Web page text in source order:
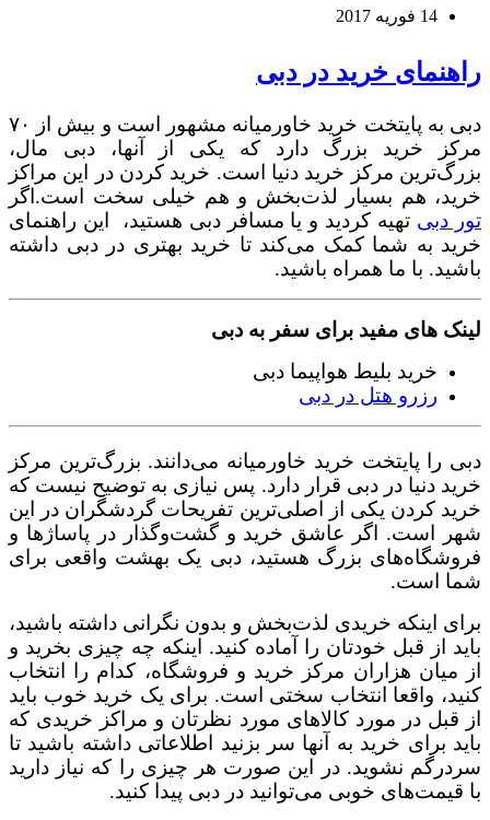
14 فوریه 2017
راهنمای خرید در دبی
دبی به پایتخت خرید خاورمیانه مشهور است و بیش از ۷۰
مرکز خرید بزرگ دارد که یکی از آنها، دبی مال،
بزرگ‌ترین مرکز خرید دنیا است. خرید کردن در این مراکز
خرید، هم بسیار لذت‌بخش و هم خیلی سخت است.اگر
تور دبی تهیه کردید و یا مسافر دبی هستید، این راهنمای
خرید به شما کمک می‌کند تا خرید بهتری در دبی داشته
باشید. با ما همراه باشید.
لینک های مفید برای سفر به دبی
خرید بلیط هواپیما دبی
رزرو هتل در دبی
دبی را پایتخت خرید خاورمیانه می‌دانند. بزرگ‌ترین مرکز
خرید دنیا در دبی قرار دارد. پس نیازی به توضیح نیست که
خرید کردن یکی از اصلی‌ترین تفریحات گردشگران در این
شهر است. اگر عاشق خرید و گشت‌و‌گذار در پاساژها و
فروشگاه‌های بزرگ هستید، دبی یک بهشت واقعی برای
شما است.
برای اینکه خریدی لذت‌بخش و بدون نگرانی داشته باشید،
باید از قبل خودتان را آماده کنید. اینکه چه چیزی بخرید و
از میان هزاران مرکز خرید و فروشگاه، کدام را انتخاب
کنید، واقعا انتخاب سختی است. برای یک خرید خوب باید
از قبل در مورد کالاهای مورد نظرتان و مراکز خریدی که
باید برای خرید به آنها سر بزنید اطلاعاتی داشته باشید تا
سردرگم نشوید. در این صورت هر چیزی را که نیاز دارید
با قیمت‌های خوبی می‌توانید در دبی پیدا کنید.